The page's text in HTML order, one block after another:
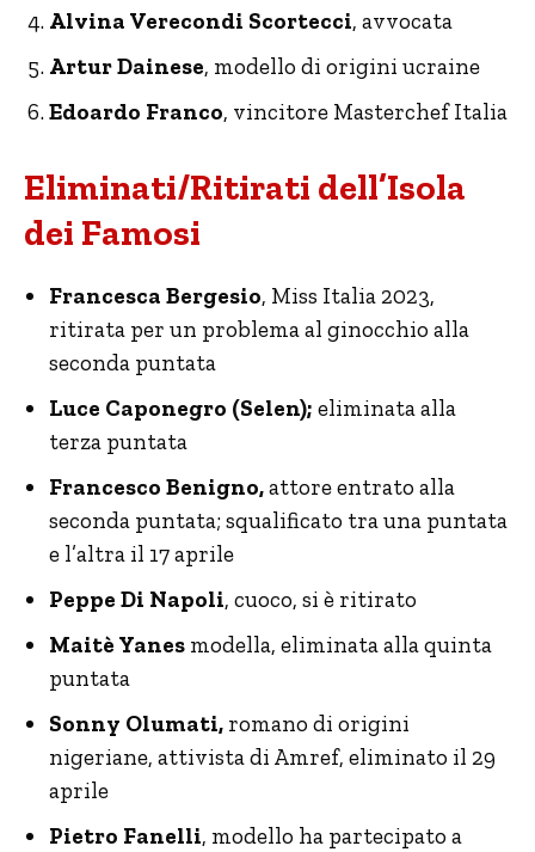
Alvina Verecondi Scortecci, avvocata
Artur Dainese, modello di origini ucraine
Edoardo Franco, vincitore Masterchef Italia
Eliminati/Ritirati dell’Isola
dei Famosi
Francesca Bergesio, Miss Italia 2023,
ritirata per un problema al ginocchio alla
seconda puntata
Luce Caponegro (Selen); eliminata alla
terza puntata
Francesco Benigno,attore entrato alla
seconda puntata; squalificato tra una puntata
e l’altra il 17 aprile
Peppe Di Napoli, cuoco, si è ritirato
Maitè Yanes modella, eliminata alla quinta
puntata
Sonny Olumati, romano di origini
nigeriane, attivista di Amref, eliminato il 29
aprile
Pietro Fanelli, modello ha partecipato a